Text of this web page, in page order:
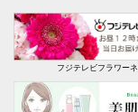
フジテレビフラワーネ